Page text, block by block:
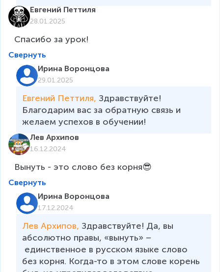
Евгений Петтиля
28.01.2025
Спасибо за урок!
Свернуть
Ирина Воронцова
29.01.2025
Евгений Петтиля, Здравствуйте!
Благодарим вас за обратную связь и
желаем успехов в обучении!
Лев Архипов
16.12.2024
Вынуть - это слово без корня😎
Свернуть
Ирина Воронцова
17.12.2024
Лев Архипов, Здравствуйте! Да, вы
абсолютно правы, «вынуть» –
единственное в русском языке слово
без корня. Когда-то в этом слове корень